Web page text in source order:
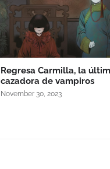
Regresa Carmilla, la
cazadora de vampiros
November 30, 2023